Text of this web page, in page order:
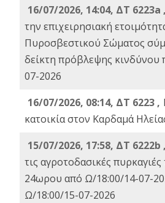
16/07/2026, 14:04, ΔΤ 6223a ,
την επιχειρησιακή
Πυροσβεστικού Σώματος
δείκτη πρόβλεψης κινδύνου
07-2026
16/07/2026, 08:14, ΔΤ 6223 ,
κατοικία στον Καρδαμά
15/07/2026, 17:58, ΔΤ 6222b ,
τις αγροτοδασικές
24ωρου από Ω/18:00/14-07-
Ω/18:00/15-07-2026